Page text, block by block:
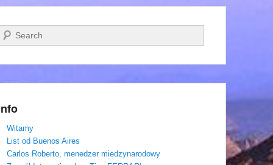
Szukaj
Witamy
List od Buenos Aires
Carlos Roberto, menedzer miedzynarodowy